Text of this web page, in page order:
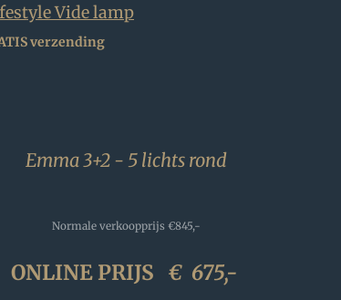
Vide lamp
verzending
Emma 3+2 - 5 lichts rond
Normale verkoopprijs €845,-
ONLINE PRIJS € 675,-